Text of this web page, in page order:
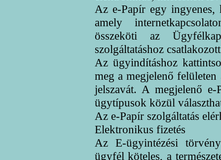
Az e-Papír egy ingyenes,
amely
összeköti az
szolgáltatáshoz
Az ügyindításhoz
meg a megjelenő
jelszavát. A megjelenő
ügytípusok közül
Az e-Papír szolgáltatás
Elektronikus fizetés
Az E-ügyintézési
ügyfél köteles, a